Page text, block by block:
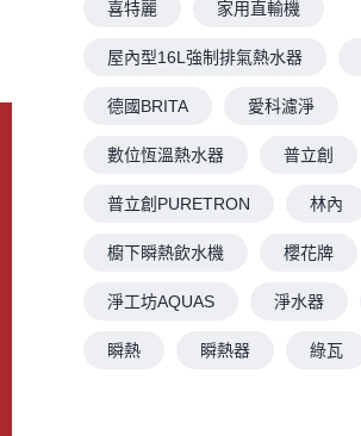
喜特麗 家用直輸機
屋內型16L強制排氣熱水器
德國BRITA 愛科濾淨
數位恆溫熱水器 普立創
普立創PURETRON 林內
櫥下瞬熱飲水機 櫻花牌
淨工坊AQUAS 淨水器
瞬熱 瞬熱器 綠瓦